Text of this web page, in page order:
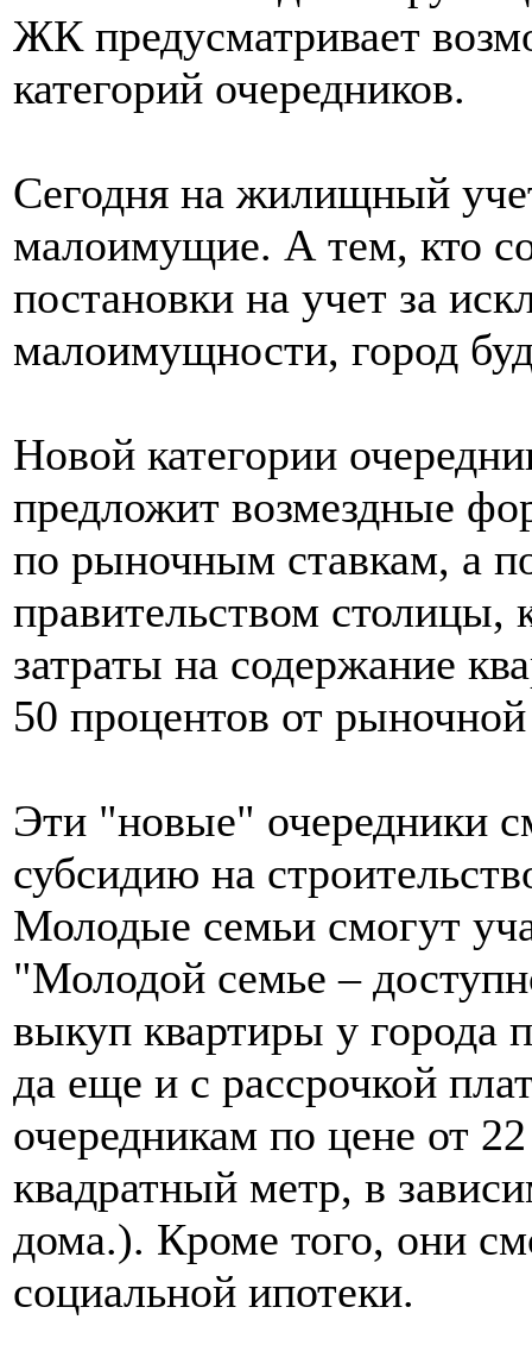
ЖК предусматривает
категорий очередников.
Сегодня на жилищный
малоимущие. А тем, кто
постановки на учет за
малоимущности, город
Новой категории
предложит возмездные
по рыночным ставкам, а
правительством столицы,
затраты на содержание
50 процентов от
Эти "новые" очередники
субсидию на
Молодые семьи смогут
"Молодой семье –
выкуп квартиры у города
да еще и с рассрочкой
очередникам по цене от
квадратный метр, в
дома.). Кроме того, они
социальной ипотеки.